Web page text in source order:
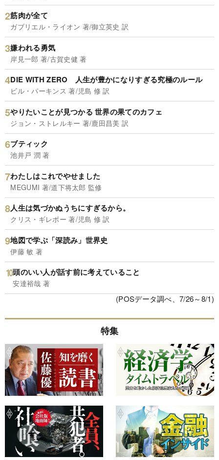
筋肉が全て
ガブリエル・ライオン 著/御立英史 訳
嫌われる勇気
岸見一郎 著/古賀史健 著
DIE WITH ZERO 人生が豊かになりすぎる究極のルール
ビル・パーキンス 著/児島 修 訳
やりたいことが見つかる 世界の果てのカフェ
ジョン・ストレルキー 著/鹿田昌美 訳
ブティック
池井戸 潤 著
わたしはこれでやせました
MEGUMI 著/道下将太郎 監修
人生は気づかぬうちにすぎるから。
クリス・ギレボー 著/児島 修 訳
地図で学ぶ「深読み」世界史
伊藤 敏 著
頭のいい人が話す前に考えていること
安達裕哉 著
(POSデータ調べ、7/26～8/1)
特集